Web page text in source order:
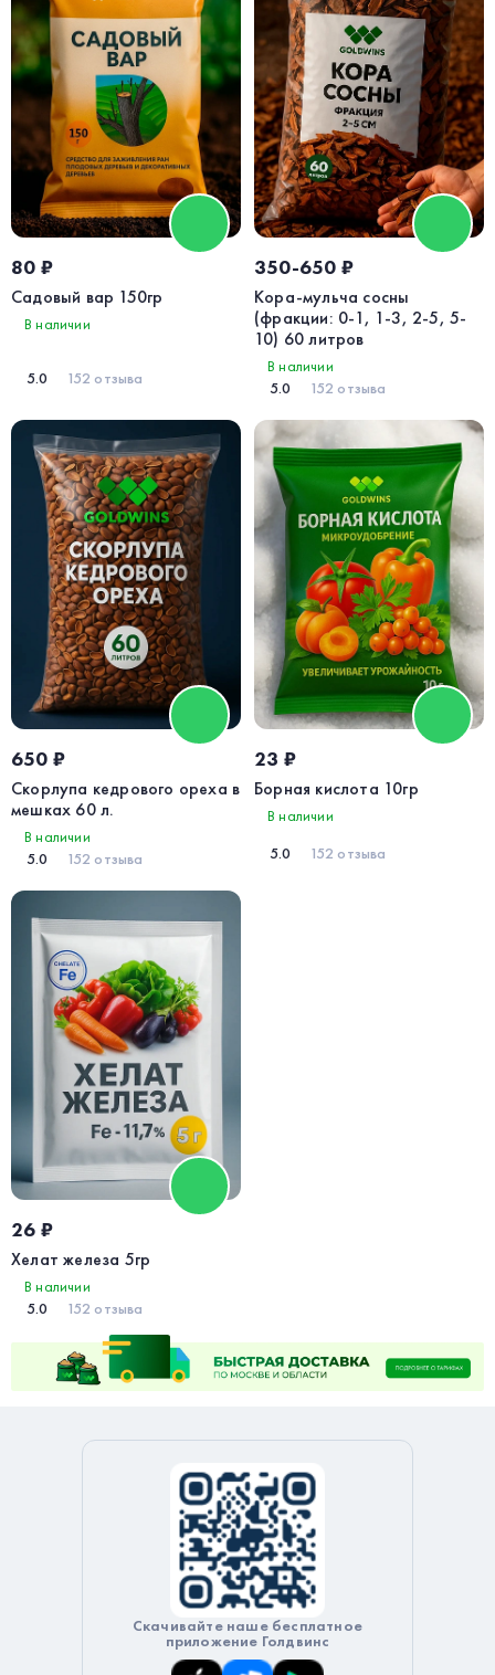
80 ₽
Садовый вар 150гр
В наличии
5.0 152 отзыва
350-650 ₽
Кора-мульча сосны
(фракции: 0-1, 1-3, 2-5, 5-
10) 60 литров
В наличии
5.0
152 отзыва
650 ₽
Скорлупа кедрового ореха в
мешках 60 л.
В наличии
5.0
152 отзыва
23 ₽
Борная кислота 10гр
В наличии
5.0
152 отзыва
26 ₽
Хелат железа 5гр
В наличии
5.0
152 отзыва
Скачивайте наше бесплатное
приложение Голдвинс